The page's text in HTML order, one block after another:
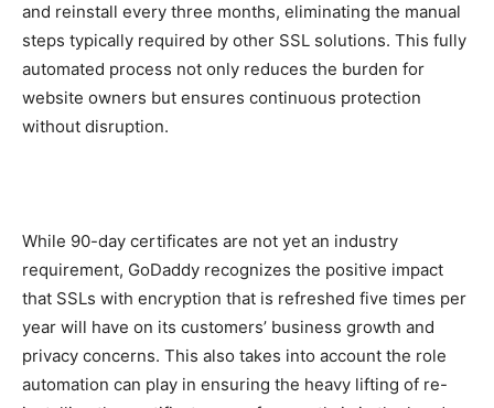
and reinstall every three months, eliminating the manual
steps typically required by other SSL solutions. This fully
automated process not only reduces the burden for
website owners but ensures continuous protection
without disruption.
While 90-day certificates are not yet an industry
requirement, GoDaddy recognizes the positive impact
that SSLs with encryption that is refreshed five times per
year will have on its customers’ business growth and
privacy concerns. This also takes into account the role
automation can play in ensuring the heavy lifting of re-